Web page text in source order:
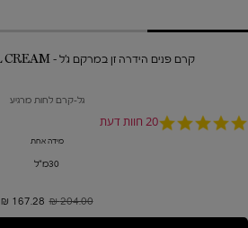
קרם פנים הידרה זן במרקם ג'ל - HYDRA ZEN GEL CREAM
גל-קרם לחות מרגיע
5.0
20 חוות דעת
מידה אחת
30מ"ל
מחיר קודם
204.00 ₪ מחיר חדש
167.28 ₪